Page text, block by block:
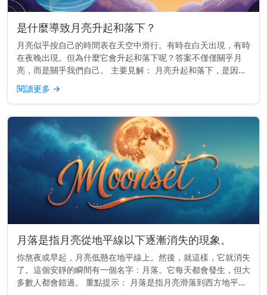
是什麼導致月亮升起和落下？
月亮似乎按自己的時間表在天空中滑行。有時在白天出現，有時
在夜晚出現。但為什麼它會升起和落下呢？答案不僅僅關乎月
亮，而是關乎我們自己。 主要見解： 月亮升起和落下，是因為
地球在旋轉——而不是因為月亮移動得那麼快。 它真正移動的
原因 地球每24...
閱讀更多 →
月落是指月亮從地平線以下逐漸消失的現象。
你熬夜或早起，月亮低懸在地平線上。然後，就這樣，它就消失
了。這個安靜的瞬間有一個名字：月落。它每天都會發生，但大
多數人都會錯過。 重點提示： 月落是指月亮滑落到西方地平線